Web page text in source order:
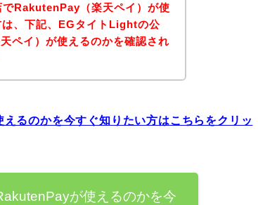
RakutenPay（楽天ペイ）が使
、下記、EGタイトLightの公
ペイ）が使えるのかを確認され
るのかを今すぐ知りたい方はこちらをクリッ
が使えるのかを今